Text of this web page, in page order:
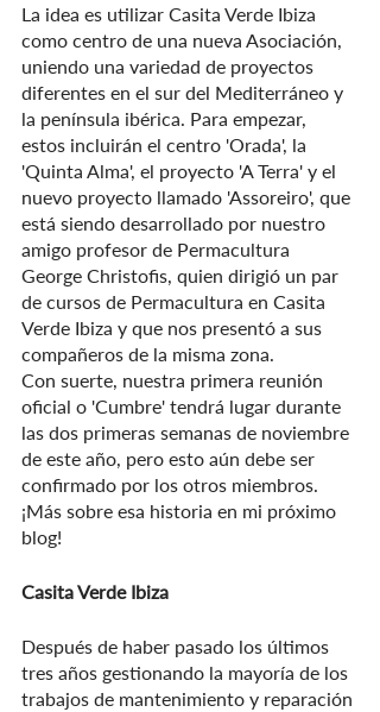
La idea es utilizar Casita Verde Ibiza
como centro de una nueva Asociación,
uniendo una variedad de proyectos
diferentes en el sur del Mediterráneo y
la península ibérica. Para empezar,
estos incluirán el centro 'Orada', la
'Quinta Alma', el proyecto 'A Terra' y el
nuevo proyecto llamado 'Assoreiro', que
está siendo desarrollado por nuestro
amigo profesor de Permacultura
George Christofis, quien dirigió un par
de cursos de Permacultura en Casita
Verde Ibiza y que nos presentó a sus
compañeros de la misma zona.
Con suerte, nuestra primera reunión
oficial o 'Cumbre' tendrá lugar durante
las dos primeras semanas de noviembre
de este año, pero esto aún debe ser
confirmado por los otros miembros.
¡Más sobre esa historia en mi próximo
blog!
Casita Verde Ibiza
Después de haber pasado los últimos
tres años gestionando la mayoría de los
trabajos de mantenimiento y reparación